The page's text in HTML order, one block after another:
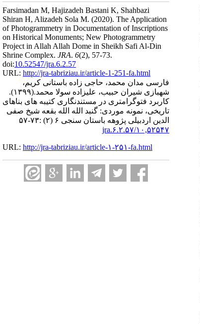
Farsimadan M, Hajizadeh Bastani K, Shahbazi
Shiran H, Alizadeh Sola M. (2020). The Application
of Photogrammetry in Documentation of Inscriptions
on Historical Monuments; New Photogrammetry
Project in Allah Allah Dome in Sheikh Safi Al-Din
Shrine Complex. JRA. 6(2), 57-73.
doi:10.52547/jra.6.2.57
URL: http://jra-tabriziau.ir/article-1-251-fa.html
فارسی مدان محمد، حاجی زاده باستانی کریم،
شهبازی شیران حبیب، علیزاده سولا محمد.(۱۳۹۹).
کاربرد فتوگرامتری در مستندنگاری کتیبه های بناهای
تاریخی، نمونه موردی: گنبد الله الله بقعه شیخ صفی
الدین اردبیلی پژوهه باستان سنجی ۶ (۲) :۷۳-۵۷
۱۰,۵۲۵۴۷/jra.۶.۲.۵۷
URL: http://jra-tabriziau.ir/article-۱-۲۵۱-fa.html